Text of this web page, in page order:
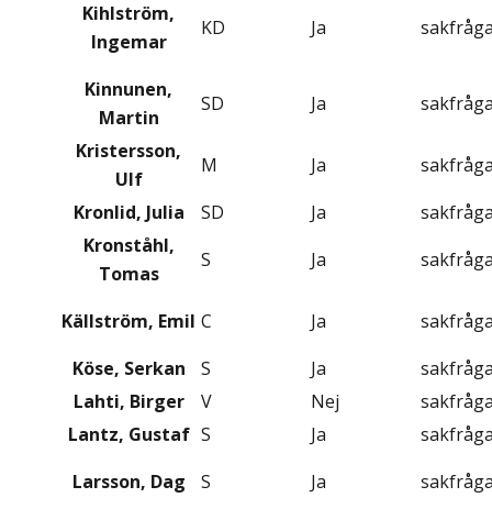
Kihlström,
Ingemar
KD Ja
Kinnunen,
Martin
SD Ja
Kristersson,
Ulf
M Ja
Kronlid, Julia
SD Ja
Kronståhl,
Tomas
S Ja
Källström, Emil C Ja
Köse, Serkan
S Ja
Lahti, Birger
V Nej
Lantz, Gustaf S Ja
Larsson, Dag
S Ja